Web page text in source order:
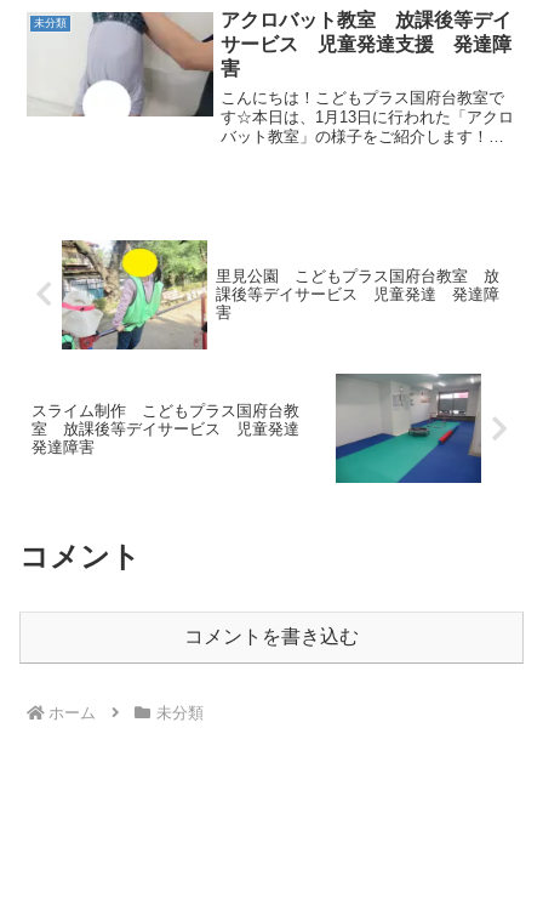
誘導していましたが右・左など上手く伝
えることが...
未分類
アクロバット教室 放課後等デイ
サービス 児童発達支援 発達障
害
こんにちは！こどもプラス国府台教室で
す☆本日は、1月13日に行われた「アクロ
バット教室」の様子をご紹介します！最
里見公園 こどもプラス国府台教室 放
課後等デイサービス 児童発達 発達障
害
スライム制作 こどもプラス国府台教
室 放課後等デイサービス 児童発達
発達障害
コメント
コメントを書き込む
ホーム 未分類